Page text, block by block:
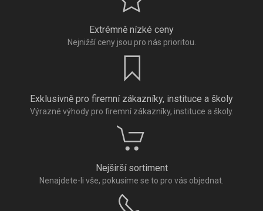
Extrémně nízké ceny
Nejnižší ceny jsou pro nás prioritou.
Exklusivně pro firemní zákazníky, instituce a školy
Výrazné výhody pro firemní zákazníky, instituce a školy.
Nejširší sortiment
Nenajdete-li vše, pokusíme se to pro vás objednat.